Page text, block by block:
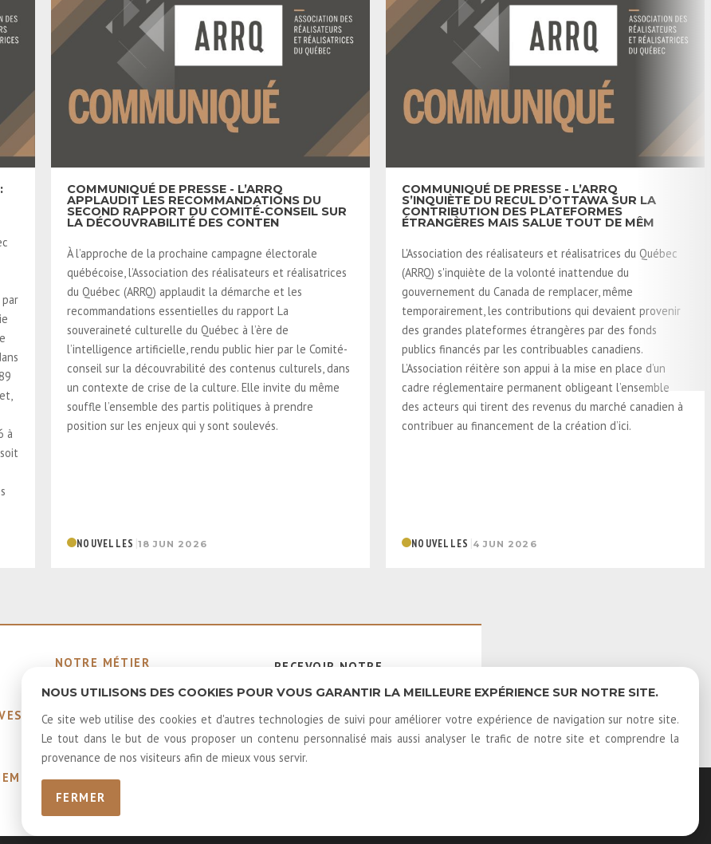
à
COMMUNIQUÉ DE PRESSE - L’ARRQ
APPLAUDIT LES RECOMMANDATIONS DU
SECOND RAPPORT DU COMITÉ-CONSEIL SUR
LA DÉCOUVRABILITÉ DES CONTEN
À l’approche de la prochaine campagne électorale
québécoise, l’Association des réalisateurs et réalisatrices
du Québec (ARRQ) applaudit la démarche et les
recommandations essentielles du rapport La
souveraineté culturelle du Québec à l’ère de
l’intelligence artificielle, rendu public hier par le Comité-
conseil sur la découvrabilité des contenus culturels, dans
un contexte de crise de la culture. Elle invite du même
souffle l’ensemble des partis politiques à prendre
position sur les enjeux qui y sont soulevés.
NOUVELLES 18 JUN 2026
COMMUNIQUÉ DE PRESSE - L’ARRQ
S’INQUIÈTE DU RECUL D’OTTAWA SUR LA
CONTRIBUTION DES PLATEFORMES
ÉTRANGÈRES MAIS SALUE TOUT DE MÊM
L'Association des réalisateurs et réalisatrices du Québec
(ARRQ) s'inquiète de la volonté inattendue du
gouvernement du Canada de remplacer, même
temporairement, les contributions qui devaient provenir
des grandes plateformes étrangères par des fonds
publics financés par les contribuables canadiens.
L’Association réitère son appui à la mise en place d’un
cadre réglementaire permanent obligeant l’ensemble
des acteurs qui tirent des revenus du marché canadien à
contribuer au financement de la création d’ici.
NOUVELLES 4 JUN 2026
NOTRE MÉTIER
HONORAIRES
40 ANS D'HISTOIRE
LOUER NOS SALLES
LOGOS
RECEVOIR NOTRE
INFOLETTRE
NOUS UTILISONS DES COOKIES POUR VOUS GARANTIR LA MEILLEURE EXPÉRIENCE SUR NOTRE SITE.
Ce site web utilise des cookies et d'autres technologies de suivi pour améliorer votre expérience de navigation sur notre site.
Le tout dans le but de vous proposer un contenu personnalisé mais aussi analyser le trafic de notre site et comprendre la
provenance de nos visiteurs afin de mieux vous servir.
FERMER